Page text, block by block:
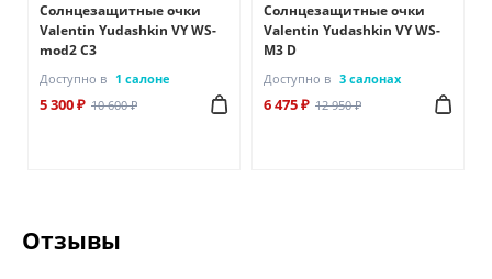
Солнцезащитные очки
Valentin Yudashkin VY WS-
mod2 C3
Доступно в 1 салоне
5 300 ₽ 10 600 ₽
Солнцезащитные очки
Valentin Yudashkin VY WS-
M3 D
Доступно в 3 салонах
6 475 ₽ 12 950 ₽
Отзывы